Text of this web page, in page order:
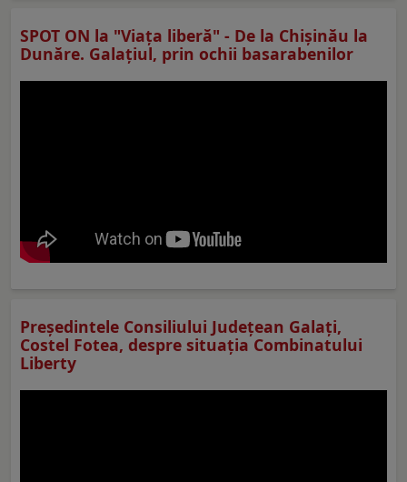
SPOT ON la "Viaţa liberă" - De la Chișinău la
Dunăre. Galațiul, prin ochii basarabenilor
Preşedintele Consiliului Judeţean Galaţi,
Costel Fotea, despre situaţia Combinatului
Liberty